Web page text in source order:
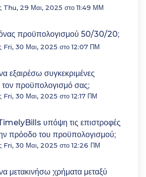
Thu, 29 Μαι, 2025 στο 11:49 ΜΜ
προϋπολογισμού 50/30/20;
Fri, 30 Μαι, 2025 στο 12:07 ΠΜ
εξαιρέσω συγκεκριμένες
προϋπολογισμό σας;
Fri, 30 Μαι, 2025 στο 12:17 ΠΜ
υπόψη τις επιστροφές
πρόοδο του προϋπολογισμού;
Fri, 30 Μαι, 2025 στο 12:26 ΠΜ
μετακινήσω χρήματα μεταξύ